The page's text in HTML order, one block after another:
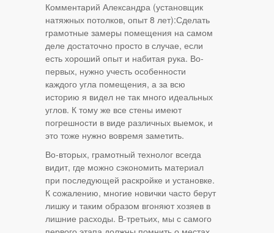
Комментарий Александра (установщик
натяжных потолков, опыт 8 лет):Сделать
грамотные замеры помещения на самом
деле достаточно просто в случае, если
есть хороший опыт и набитая рука. Во-
первых, нужно учесть особенности
каждого угла помещения, а за всю
историю я видел не так много идеальных
углов. К тому же все стены имеют
погрешности в виде различных выемок, и
это тоже нужно вовремя заметить.
Во-вторых, грамотный технолог всегда
видит, где можно сэкономить материал
при последующей раскройке и установке.
К сожалению, многие новички часто берут
лишку и таким образом вгоняют хозяев в
лишние расходы. В-третьих, мы с самого